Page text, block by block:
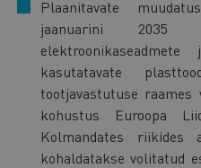
Plaanitavate
jaanuarini 2035
kasutatavate
tootjavastutuse raames
kohustus Euroopa
Kolmandates riikides
kohaldatakse volitatud